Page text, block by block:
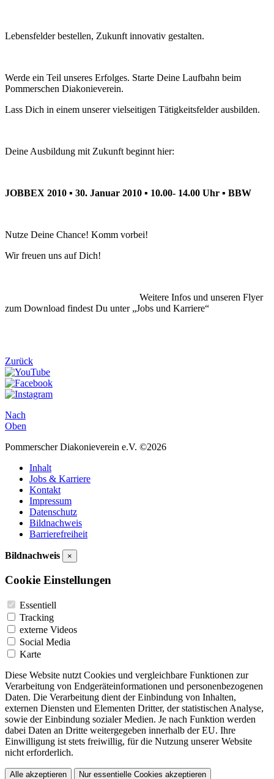
Lebensfelder bestellen, Zukunft innovativ gestalten.
Werde ein Teil unseres Erfolges. Starte Deine Laufbahn beim
Pommerschen Diakonieverein.
Lass Dich in einem unserer vielseitigen Tätigkeitsfelder ausbilden.
Deine Ausbildung mit Zukunft beginnt hier:
JOBBEX 2010 ▪ 30. Januar 2010 ▪ 10.00- 14.00 Uhr ▪ BBW
Nutze Deine Chance! Komm vorbei!
Wir freuen uns auf Dich!
Weitere Infos und unseren Flyer
zum Download findest Du unter „Jobs und Karriere“
Zurück
Nach
Oben
Pommerscher Diakonieverein e.V. ©2026
Inhalt
Jobs & Karriere
Kontakt
Impressum
Datenschutz
Bildnachweis
Barrierefreiheit
Bildnachweis ×
Cookie Einstellungen
Essentiell
Tracking
externe Videos
Social Media
Karte
Diese Website nutzt Cookies und vergleichbare Funktionen zur
Verarbeitung von Endgeräteinformationen und personenbezogenen
Daten. Die Verarbeitung dient der Einbindung von Inhalten,
externen Diensten und Elementen Dritter, der statistischen Analyse,
sowie der Einbindung sozialer Medien. Je nach Funktion werden
dabei Daten an Dritte weitergegeben innerhalb der EU. Ihre
Einwilligung ist stets freiwillig, für die Nutzung unserer Website
nicht erforderlich.
Alle akzeptieren Nur essentielle Cookies akzeptieren